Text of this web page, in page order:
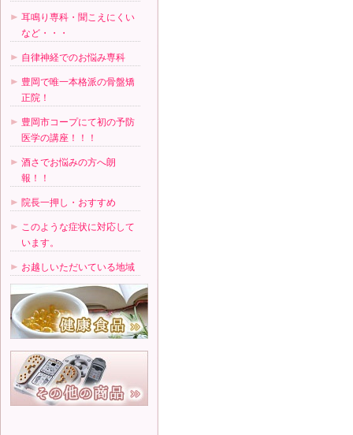
耳鳴り専科・聞こえにくい
など・・・
自律神経でのお悩み専科
豊岡で唯一本格派の骨盤矯
正院！
豊岡市コープにて初の予防
医学の講座！！！
酒さでお悩みの方へ朗
報！！
院長一押し・おすすめ
このような症状に対応して
います。
お越しいただいている地域